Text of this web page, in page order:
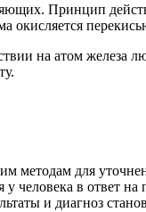
Принцип
окисляется
на атом железа
методам для
в ответ
и диагноз